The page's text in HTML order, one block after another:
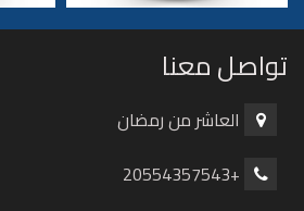
تواصل معنا
العاشر من رمضان
+20554357543